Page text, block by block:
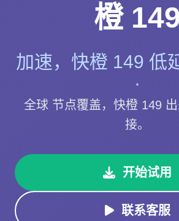
橙 149
加速，快橙 149 低
·
全球 节点覆盖，快橙 149
接。
开始试用
联系客服